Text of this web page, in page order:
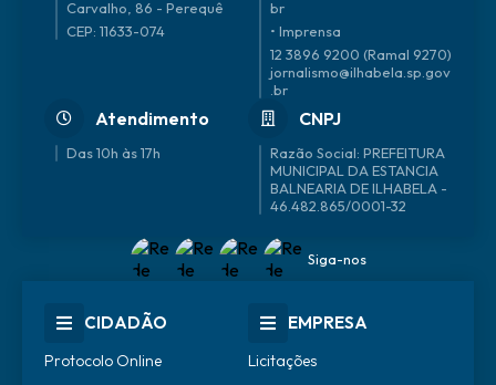
Carvalho, 86 - Perequê
CEP: 11633-074
br
• Imprensa
12 3896 9200 (Ramal 9270)
jornalismo@ilhabela.sp.gov
.br
Atendimento
Das 10h às 17h
CNPJ
46.482.865/0001-32
Siga-nos
CIDADÃO
Protocolo Online
EMPRESA
Licitações